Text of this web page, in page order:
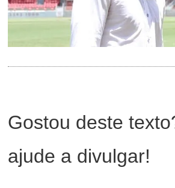
Gostou deste
ajude a divulgar!